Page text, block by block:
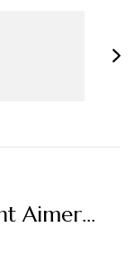
Aimer...